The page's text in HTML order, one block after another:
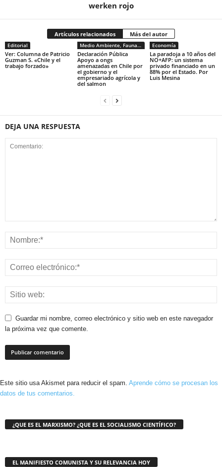
werken rojo
Artículos relacionados Más del autor
Editorial
Ver: Columna de Patricio
Guzman S. «Chile y el
trabajo forzado»
Medio Ambiente, Fauna y Sociedad
Declaración Pública
Apoyo a ongs
amenazadas en Chile por
el gobierno y el
empresariado agrícola y
del salmon
Economía
La paradoja a 10 años del
NO+AFP: un sistema
privado financiado en un
88% por el Estado. Por
Luis Mesina
DEJA UNA RESPUESTA
Guardar mi nombre, correo electrónico y sitio web en este navegador
la próxima vez que comente.
Este sitio usa Akismet para reducir el spam. Aprende cómo se procesan los
datos de tus comentarios.
¿QUE ES EL MARXISMO? ¿QUE ES EL SOCIALISMO CIENTÍFICO?
EL MANIFIESTO COMUNISTA Y SU RELEVANCIA HOY